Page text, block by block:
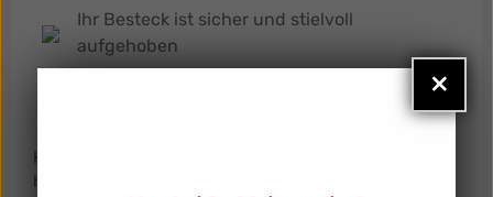
Ihr Besteck ist sicher und stielvoll
aufgehoben
Holzbox aus hellem Eichenholz mit 24 Fächern zur
hochwertigen Aufbewahrung von Besteckteilen. Sorgt
×